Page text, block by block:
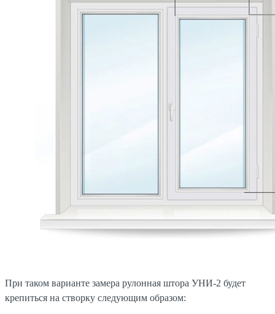
При таком варианте замера рулонная штора УНИ-2 будет
крепиться на створку следующим образом: